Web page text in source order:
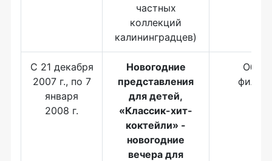
частных
коллекций
калининградцев)
С 21 декабря
2007 г., по 7
января
2008 г.
Новогодние
представления
для детей,
«Классик-хит-
коктейли» -
новогодние
вечера для